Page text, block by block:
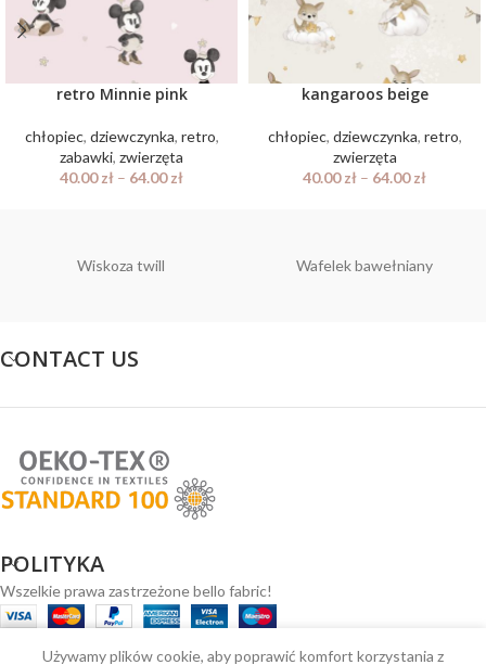
retro Minnie pink
chłopiec, dziewczynka, retro,
zabawki, zwierzęta
40.00zł – 64.00zł
kangaroos beige
chłopiec, dziewczynka, retro,
zwierzęta
40.00zł – 64.00zł
Wiskoza twill Wafelek bawełniany
CONTACT US
POLITYKA
Wszelkie prawa zastrzeżone bello fabric!
Używamy plików cookie, aby poprawić komfort korzystania z